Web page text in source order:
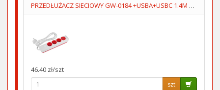
PRZEDŁUŻACZ SIECIOWY GW-0184 +USBA+USBC 1.4M 3GN+WYŁĄCZNIK
46.40 zł/szt
szt